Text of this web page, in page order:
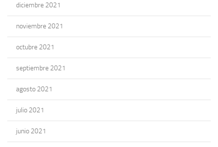
diciembre 2021
noviembre 2021
octubre 2021
septiembre 2021
agosto 2021
julio 2021
junio 2021